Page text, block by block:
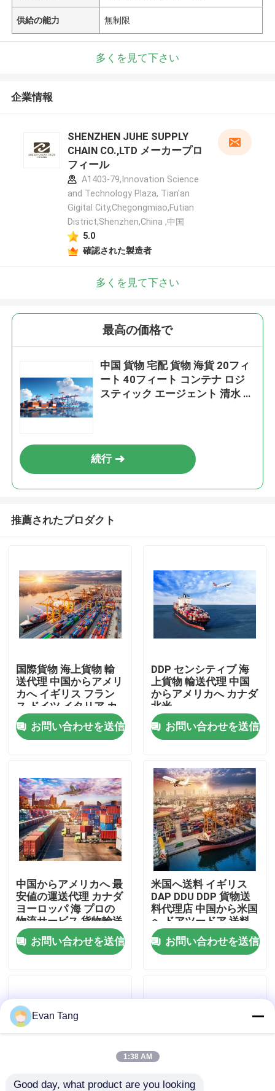
家へ
ビデオ
わたしたち に つい て
工場 ツアー
品質管理
引金 を 求め て ください
国境を越えた調達
供給の能力 無制限
多くを見て下さい
企業情報
SHENZHEN JUHE SUPPLY
CHAIN CO.,LTD メーカープロ
フィール
A1403-79,Innovation Science
and Technology Plaza, Tian'an
Gigital City,Chegongmiao,Futian
District,Shenzhen,China ,中国
5.0
確認された製造者
多くを見て下さい
最高の価格で
中国 貨物 宅配 貨物 海貨 20フィ
ート 40フィート コンテナ ロジ
スティック エージェント 清水 上
続行
推薦されたプロダクト
国際貨物 海上貨物 輸
送代理 中国からアメリ
カへ イギリス フラン
ス ドイツ イタリア カ
ナダ
お問い合わせを送信
DDP センシティブ 海
上貨物 輸送代理 中国
からアメリカへ カナダ
北米
お問い合わせを送信
中国からアメリカへ 最
安値の運送代理 カナダ
ヨーロッパ 海 プロの
物流サービス 貨物輸送
会社
お問い合わせを送信
米国へ送料 イギリス
DAP DDU DDP 貨物送
料代理店 中国から米国
へ ドアツードア 送料
代理店 海上配送 送料
代理店お問い合わせを送信
Evan Tang
1:38 AM
Good day, what product are you looking